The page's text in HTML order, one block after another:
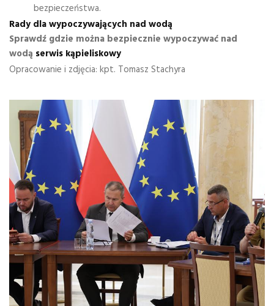
bezpieczeństwa.
Rady dla wypoczywających nad wodą
Sprawdź gdzie można bezpiecznie wypoczywać nad
wodą serwis kąpieliskowy
Opracowanie i zdjęcia: kpt. Tomasz Stachyra